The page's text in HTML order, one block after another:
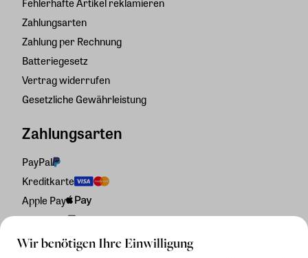
Wir benötigen Ihre Einwilligung
Zahlungsarten
Zahlung per Rechnung
Batteriegesetz
Vertrag widerrufen
Gesetzliche Gewährleistung
Zahlungsarten
PayPal
Kreditkarte
Apple Pay
Rechnung